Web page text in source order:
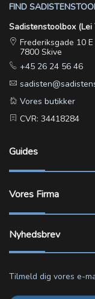
FIND
Sadistenstoolbox (Lei
Frederiksgade 10 E
7800 Skive
+45 26 24 56 46
Vores butikker
CVR: 34418284
Guides
Vores Firma
Nyhedsbrev
Tilmeld dig vores e-